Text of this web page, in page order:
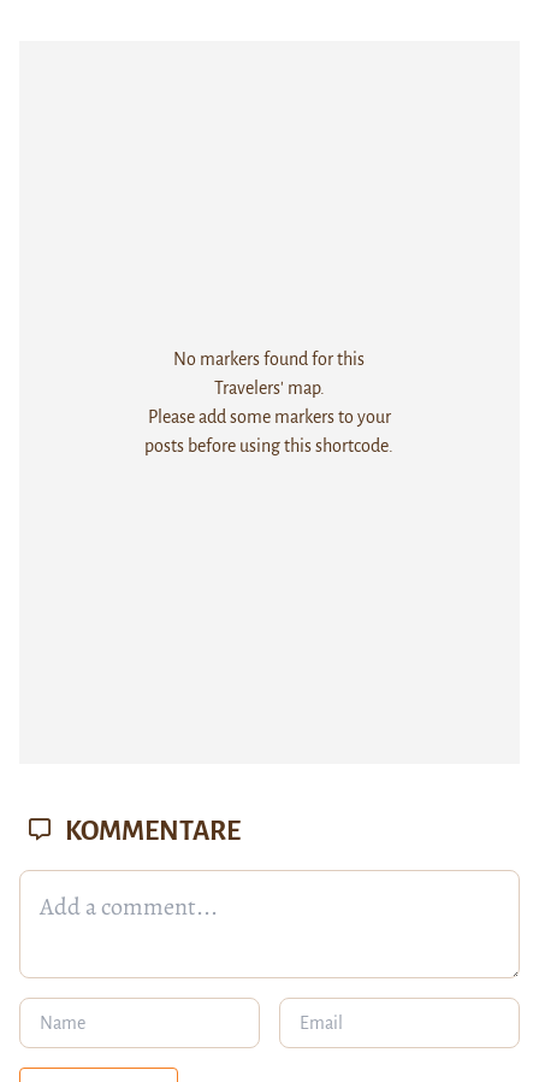
No markers found for this
Travelers' map.
Please add some markers to your
posts before using this shortcode.
KOMMENTARE